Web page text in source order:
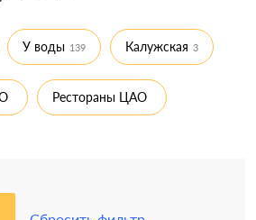
У воды 139 Калужская 3
Рестораны ЦАО